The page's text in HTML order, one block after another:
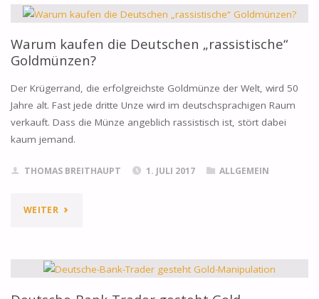
GOLD"
Warum kaufen die Deutschen „rassistische“
Goldmünzen?
Der Krügerrand, die erfolgreichste Goldmünze der Welt, wird 50
Jahre alt. Fast jede dritte Unze wird im deutschsprachigen Raum
verkauft. Dass die Münze angeblich rassistisch ist, stört dabei
kaum jemand.
THOMAS BREITHAUPT 1. JULI 2017 ALLGEMEIN
WEITER"WARUM
DIE
DEUTSCHEN